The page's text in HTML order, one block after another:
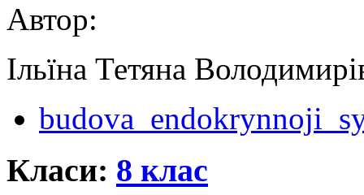
Автор:
Ільїна Тетяна
Класи: 8 клас